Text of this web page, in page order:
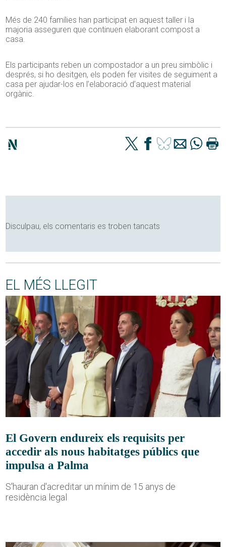
Més de 240 famílies han participat en aquest taller i la
majoria asseguren que continuen elaborant compost a
casa.
Els participants reben un compostador a un preu simbòlic i
després, si ho desitgen, els poden fer visites de seguiment a
casa per ajudar-los en l’elaboració d’aquest material
orgànic.
Disculpau, els comentaris es troben tancats
EL MÉS LLEGIT
El Govern endureix els requisits per
accedir als nous habitatges públics que
impulsa a Palma
S'hauran d'acreditar un mínim de 15 anys de
residència legal